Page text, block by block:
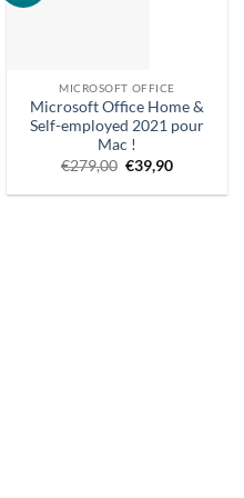
MICROSOFT OFFICE
Microsoft Office Home &
Self-employed 2021 pour
Mac !
€279,00 Le
prix
d'origine
€39,90Le
actuel